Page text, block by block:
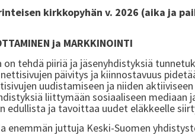
kirkkopyhän v. 2026 (aika ja
ja MARKKINOINTI
tehdä piiriä ja jäsenyhdistyksiä
päivitys ja kiinnostavuus
uudistamiseen ja niiden
liittymään sosiaaliseen mediaan
edullista ja tavoittaa uudet eläkkeelle
enemmän juttuja Keski-Suomen